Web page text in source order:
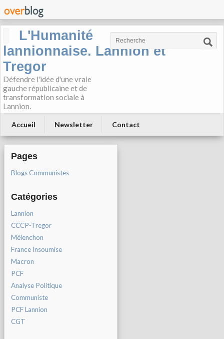
L'Humanité
lannionnaise. Lannion et
Tregor
Défendre l'idée d'une vraie
gauche républicaine et de
transformation sociale à
Lannion.
Accueil Newsletter Contact
Pages
Blogs Communistes
Catégories
Lannion
CCCP-Tregor
Mélenchon
France Insoumise
Macron
PCF
Analyse Politique
Communiste
PCF Lannion
CGT